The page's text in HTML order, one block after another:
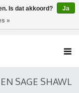
SAGE SHAWL
Is dat akkoord?
Ja
»